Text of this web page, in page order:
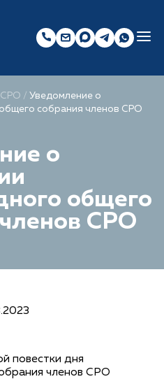
СРО / Уведомление о
собрания членов СРО
о
общего
СРО
повестки дня
членов СРО